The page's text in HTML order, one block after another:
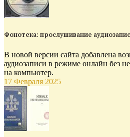
Фонотека: прослушивание
В новой версии сайта добавлена
аудиозаписи в режиме онлайн без
на компьютер.
17 Февраля 2025